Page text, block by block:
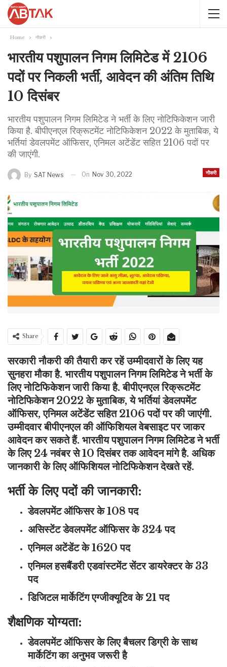
Home नौकरी
भारतीय पशुपालन निगम लिमिटेड में 2106
पदों पर निकली भर्ती, आवेदन की अंतिम तिथि
10 दिसंबर
भारतीय पशुपालन निगम लिमिटेड ने भर्ती के लिए नोटिफिकेशन जारी
किया है. बीपीएनएल रिक्रूटमेंट नोटिफिकेशन 2022 के मुताबिक, ये
भर्तियां डेवलपमेंट ऑफिसर, एनिमल अटेंडेंट सहित 2106 पदों पर
की जाएंगी.
नौकरी
By SAT News On Nov 30, 2022
Share
सरकारी नौकरी की तैयारी कर रहें उम्मीदवारों के लिए यह
सुनहरा मौका है. भारतीय पशुपालन निगम लिमिटेड ने भर्ती के
लिए नोटिफिकेशन जारी किया है. बीपीएनएल रिक्रूटमेंट
नोटिफिकेशन 2022 के मुताबिक, ये भर्तियां डेवलपमेंट
ऑफिसर, एनिमल अटेंडेंट सहित 2106 पदों पर की जाएंगी.
उम्मीदवार बीपीएनएल की ऑफिशियल वेबसाइट पर जाकर
आवेदन कर सकते हैं. भारतीय पशुपालन निगम लिमिटेड ने भर्ती
के लिए 24 नवंबर से 10 दिसंबर तक आवेदन मांगे है. अधिक
जानकारी के लिए ऑफिशियल नोटिफिकेशन देखते रहें.
भर्ती के लिए पदों की जानकारी:
डेवलपमेंट ऑफिसर के 108 पद
असिस्टेंट डेवलपमेंट ऑफिसर के 324 पद
एनिमल अटेंडेंट के 1620 पद
एनिमल हसबैंडरी एडवांस्टमेंट सेंटर डायरेक्टर के 33
पद
डिजिटल मार्केटिंग एग्जीक्यूटिव के 21 पद
शैक्षणिक योग्यता:
डेवलपमेंट ऑफिसर के लिए बैचलर डिग्री के साथ
मार्केटिंग का अनुभव जरूरी है